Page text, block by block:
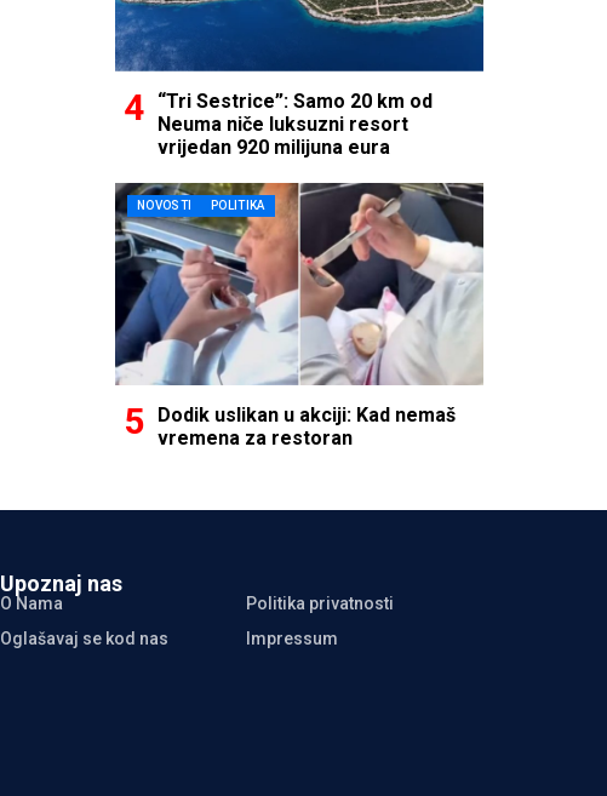
“Tri Sestrice”: Samo 20 km od
Neuma niče luksuzni resort
vrijedan 920 milijuna eura
NOVOSTI POLITIKA
Dodik uslikan u akciji: Kad nemaš
vremena za restoran
Upoznaj nas
O Nama
Politika privatnosti
Oglašavaj se kod nas
Impressum